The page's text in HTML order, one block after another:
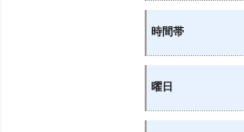
時間帯
曜日